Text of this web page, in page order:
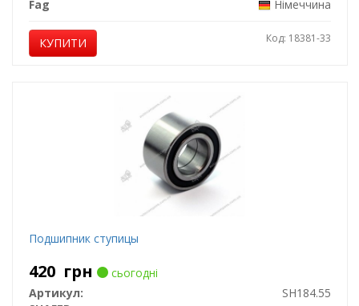
Fag Німеччина
КУПИТИ Код: 18381-33
Подшипник ступицы
420 грн
сьогодні
Артикул:
SH184.55